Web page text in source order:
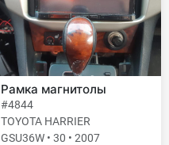
Рамка магнитолы
#4844
TOYOTA HARRIER
GSU36W • 30 • 2007